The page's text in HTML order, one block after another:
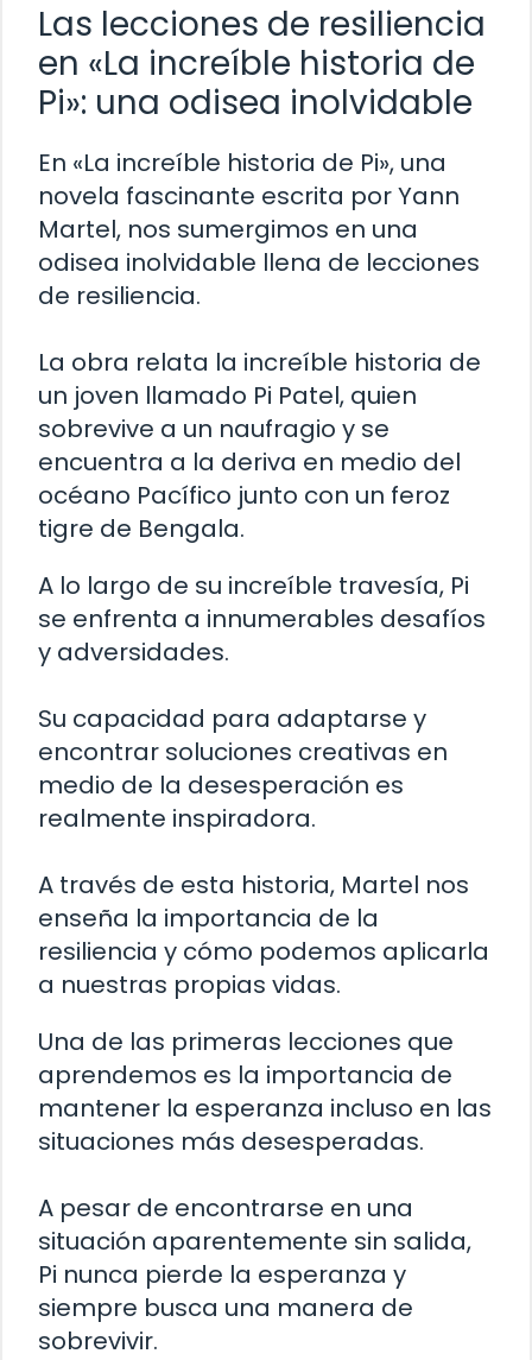
Las lecciones de resiliencia
en «La increíble historia de
Pi»: una odisea inolvidable
En «La increíble historia de Pi», una
novela fascinante escrita por Yann
Martel, nos sumergimos en una
odisea inolvidable llena de lecciones
de resiliencia.
La obra relata la increíble historia de
un joven llamado Pi Patel, quien
sobrevive a un naufragio y se
encuentra a la deriva en medio del
océano Pacífico junto con un feroz
tigre de Bengala.
A lo largo de su increíble travesía, Pi
se enfrenta a innumerables desafíos
y adversidades.
Su capacidad para adaptarse y
encontrar soluciones creativas en
medio de la desesperación es
realmente inspiradora.
A través de esta historia, Martel nos
enseña la importancia de la
resiliencia y cómo podemos aplicarla
a nuestras propias vidas.
Una de las primeras lecciones que
aprendemos es la importancia de
mantener la esperanza incluso en las
situaciones más desesperadas.
A pesar de encontrarse en una
situación aparentemente sin salida,
Pi nunca pierde la esperanza y
siempre busca una manera de
sobrevivir.